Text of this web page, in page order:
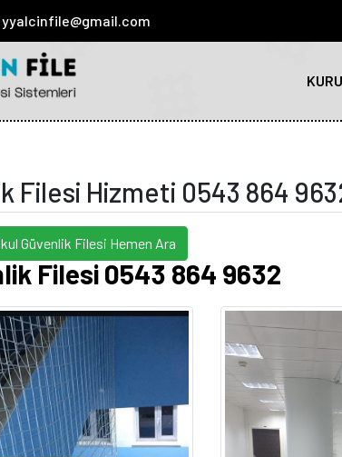
yyalcinfile@gmail.com
Filesi Hizmeti 0543 864
Güvenlik Filesi Hemen Ara
Filesi 0543 864 9632